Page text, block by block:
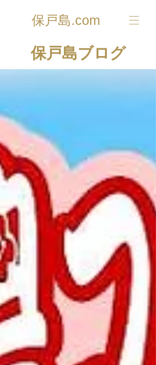
保戸島.com
​保戸島ブログ